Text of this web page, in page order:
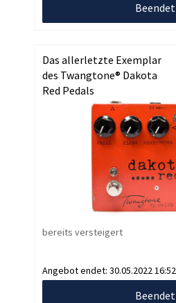
Beendet
Das allerletzte Exemplar
des Twangtone® Dakota
Red Pedals
bereits versteigert
Angebot endet: 30.05.2022 16:52
Beendet